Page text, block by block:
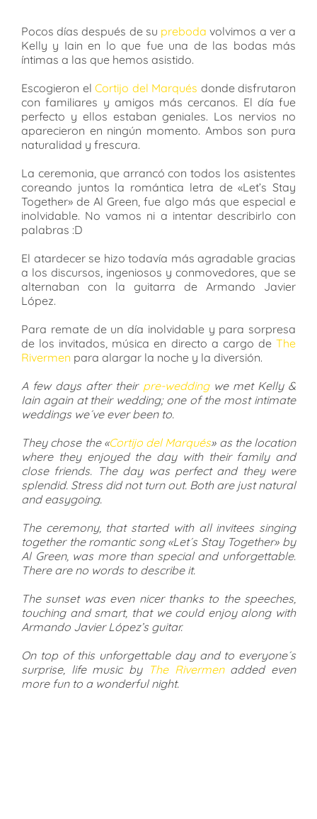
Pocos días después de su preboda volvimos a ver a
Kelly y Iain en lo que fue una de las bodas más
íntimas a las que hemos asistido.
Escogieron el Cortijo del Marqués donde disfrutaron
con familiares y amigos más cercanos. El día fue
perfecto y ellos estaban geniales. Los nervios no
aparecieron en ningún momento. Ambos son pura
naturalidad y frescura.
La ceremonia, que arrancó con todos los asistentes
coreando juntos la romántica letra de «Let’s Stay
Together» de Al Green, fue algo más que especial e
inolvidable. No vamos ni a intentar describirlo con
palabras :D
El atardecer se hizo todavía más agradable gracias
a los discursos, ingeniosos y conmovedores, que se
alternaban con la guitarra de Armando Javier
López.
Para remate de un día inolvidable y para sorpresa
de los invitados, música en directo a cargo de The
Rivermen para alargar la noche y la diversión.
A few days after their pre-weddingwe met Kelly &
Iain again at their wedding; one of the most intimate
weddings we´ve ever been to.
They chose the «Cortijo del Marqués» as the location
where they enjoyed the day with their family and
close friends. The day was perfect and they were
splendid. Stress did not turn out. Both are just natural
and easygoing.
The ceremony, that started with all invitees singing
together the romantic song «Let´s Stay Together» by
Al Green, was more than special and unforgettable.
There are no words to describe it.
The sunset was even nicer thanks to the speeches,
touching and smart, that we could enjoy along with
Armando Javier López’s guitar.
On top of this unforgettable day and to everyone´s
surprise, life music by The Rivermenadded even
more fun to a wonderful night.